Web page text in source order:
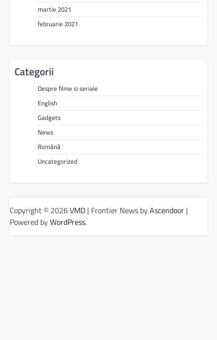
martie 2021
februarie 2021
Categorii
Despre filme si seriale
English
Gadgets
News
Română
Uncategorized
Copyright © 2026VMD | Frontier News byAscendoor |
Powered byWordPress.